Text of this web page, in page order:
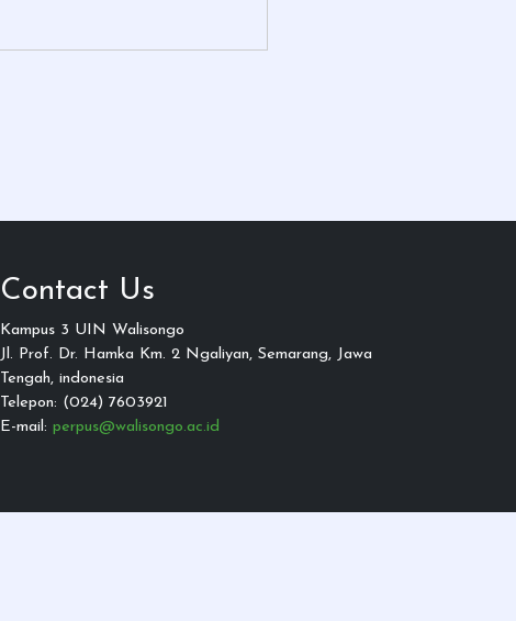
Contact Us
Kampus 3 UIN Walisongo
Jl. Prof. Dr. Hamka Km. 2 Ngaliyan, Semarang, Jawa
Tengah, indonesia
Telepon: (024) 7603921
E-mail: perpus@walisongo.ac.id